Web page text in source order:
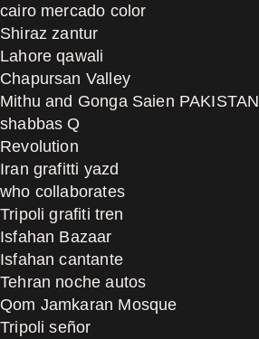
cairo mercado color
Shiraz zantur
Lahore qawali
Chapursan Valley
Mithu and Gonga Saien PAKISTAN
shabbas Q
Revolution
Iran grafitti yazd
who collaborates
Tripoli grafiti tren
Isfahan Bazaar
Isfahan cantante
Tehran noche autos
Qom Jamkaran Mosque
Tripoli señor